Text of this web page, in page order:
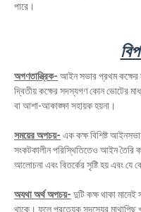
পারে।
অগণতান্ত্রিক- আইন সভার প্রথম কক্ষের
দ্বিতীয় কক্ষের সদস্যগণ কোন ভোটের
বা আশা-আকাঙ্ক্ষা সহায়ক হয়না।
সময়ের অপচয়- এক কক্ষ বিশিষ্ট
সংকটকালীন পরিস্থিতিতেও আইন তৈরি
আলোচনা এবং বিতর্কের সৃষ্টি হয় এবং যে
অযথা অর্থ অপচয়- দুটি কক্ষ থাকা
থাকে। ফলে প্রত্যেক সদস্যের মাথাপিছু